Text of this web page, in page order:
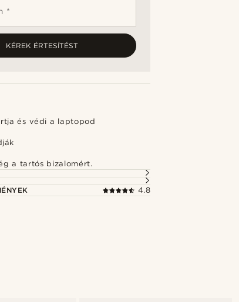
*
KÉREK ÉRTESÍTÉST
és védi a laptopod
a tartós bizalomért.
4.8